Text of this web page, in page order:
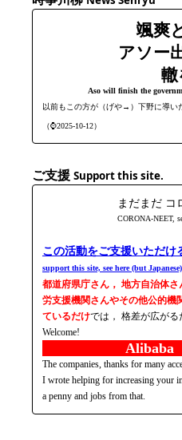
颯
アソー
轍
Aso will finish the
以前もこの方が（げや→）下野に導い
（⌚2025-10-12）
ご支援 Support this site.
まだまだ コ
CORONA-NEET,
この活動をご支援いただけ
support this site, see here (but
都道府県庁さん， 地方自治体
労支援機関さんやその他公的機
ているだけでは， 格差が広がる
Welcome!
Alibaba
The companies, thanks for many
I wrote helping for increasing your
a penny and jobs from that.